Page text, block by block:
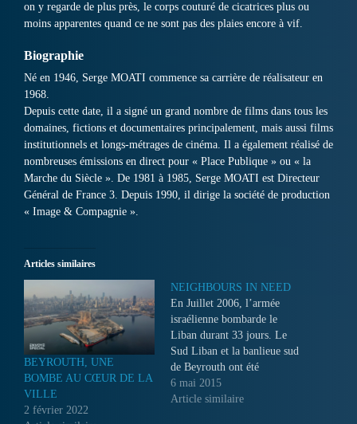
on y regarde de plus près, le corps couturé de cicatrices plus ou
moins apparentes quand ce ne sont pas des plaies encore à vif.
Biographie
Né en 1946, Serge MOATI commence sa carrière de réalisateur en
1968.
Depuis cette date, il a signé un grand nombre de films dans tous les
domaines, fictions et documentaires principalement, mais aussi films
institutionnels et longs-métrages de cinéma. Il a également réalisé de
nombreuses émissions en direct pour « Place Publique » ou « la
Marche du Siècle ». De 1981 à 1985, Serge MOATI est Directeur
Général de France 3. Depuis 1990, il dirige la société de production
« Image & Compagnie ».
Articles similaires
BEYROUTH, UNE
BOMBE AU CŒUR DE LA
VILLE
2 février 2022
NEIGHBOURS IN NEED
En Juillet 2006, l’armée
israélienne bombarde le
Liban durant 33 jours. Le
Sud Liban et la banlieue sud
de Beyrouth ont été
complètement détruits...
6 mai 2015
Article similaire